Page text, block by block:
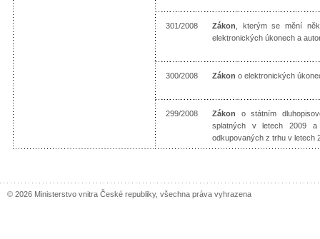
301/2008 Zákon , kterým se mění
elektronických úkonech a
300/2008 Zákon o elektronických
299/2008 Zákon o státním
splatných v letech 2009
odkupovaných z trhu v letech
© 2026 Ministerstvo vnitra České republiky, všechna práva vyhrazena